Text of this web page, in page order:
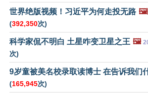
世界绝版视频！习近平为何走投无路
(392,350次)
科学家侃不明白 土星咋变卫星之王 🖼️
次)
9岁童被美名校录取读博士 在告诉我们
(165,945次)